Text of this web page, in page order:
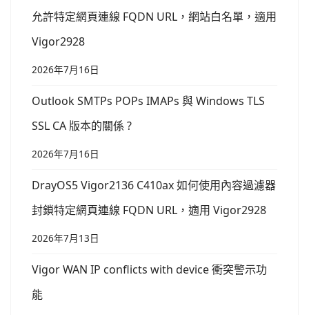
允許特定網頁連線 FQDN URL，網站白名單，適用
Vigor2928
2026年7月16日
Outlook SMTPs POPs IMAPs 與 Windows TLS
SSL CA 版本的關係 ?
2026年7月16日
DrayOS5 Vigor2136 C410ax 如何使用內容過濾器
封鎖特定網頁連線 FQDN URL，適用 Vigor2928
2026年7月13日
Vigor WAN IP conflicts with device 衝突警示功
能